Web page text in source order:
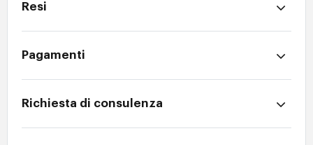
Resi
Pagamenti
Richiesta di consulenza